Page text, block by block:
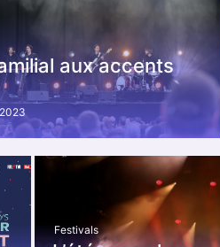
aux accents
Festivals